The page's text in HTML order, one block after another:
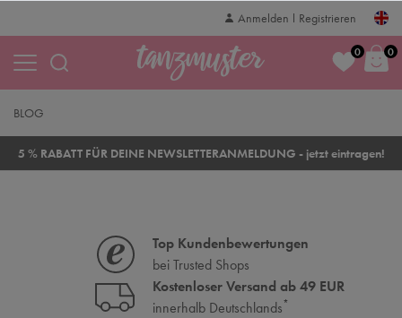
Anmelden Registrieren
0 0
BLOG
5 % RABATT FÜR DEINE NEWSLETTERANMELDUNG - jetzt eintragen!
Top Kundenbewertungen
bei Trusted Shops
Kostenloser Versand ab 49 EUR
innerhalb Deutschlands*